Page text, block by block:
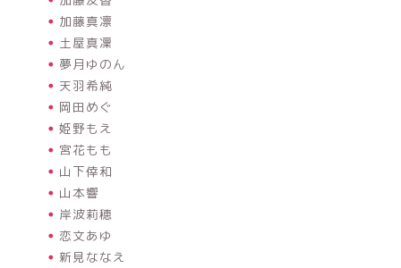
加藤真凛
土屋真凜
夢月ゆのん
天羽希純
岡田めぐ
姫野もえ
宮花もも
山下倖和
山本響
岸波莉穂
恋文あゆ
新見ななえ